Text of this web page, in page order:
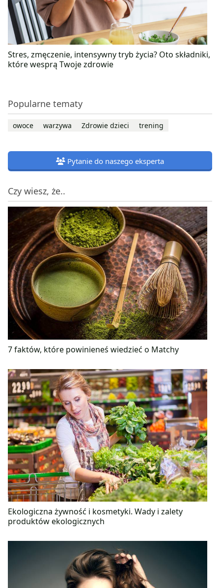
Stres, zmęczenie, intensywny tryb życia? Oto składniki,
które wesprą Twoje zdrowie
Popularne tematy
owoce warzywa Zdrowie dzieci trening
Pytanie do naszego eksperta
Czy wiesz, że..
7 faktów, które powinieneś wiedzieć o Matchy
Ekologiczna żywność i kosmetyki. Wady i zalety
produktów ekologicznych